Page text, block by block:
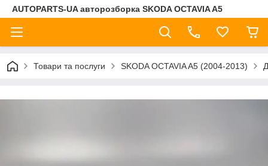
AUTOPARTS-UA авторозборка SKODA OCTAVIA A5
Товари та послуги SKODA OCTAVIA A5 (2004-2013)